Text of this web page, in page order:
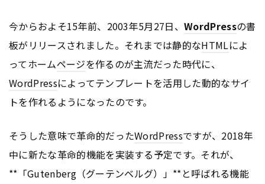
今からおよそ15年前、2003年5月27日、WordPressの書
板がリリースされました。それまでは静的なHTMLによ
ってホームページを作るのが主流だった時代に、
WordPressによってテンプレートを活用した動的なサイ
トを作れるようになったのです。
そうした意味で革命的だったWordPressですが、2018年
中に新たな革命的機能を実装する予定です。それが、
**「Gutenberg（グーテンベルグ）」**と呼ばれる機能